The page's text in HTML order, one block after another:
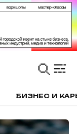
БИЗНЕС И